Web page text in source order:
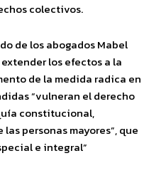
colectivos.
de los abogados Mabel
los efectos a la
de la medida radica en
“vulneran el derecho
constitucional,
personas mayores”, que
e integral”